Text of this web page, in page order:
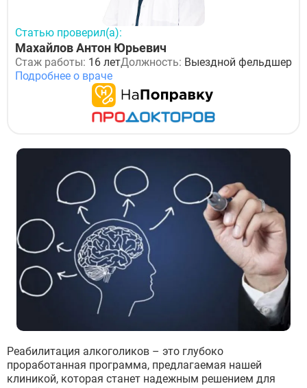
Статью проверил(а):
Махайлов Антон Юрьевич
Стаж работы: 16 летДолжность: Выездной фельдшер
Подробнее о враче
Реабилитация алкоголиков – это глубоко
проработанная программа, предлагаемая нашей
клиникой, которая станет надежным решением для